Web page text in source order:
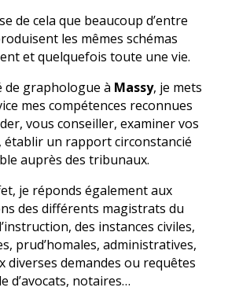
de cela que beaucoup d’entre
les mêmes schémas
et quelquefois toute une vie.
de graphologue à Massy, je mets
mes compétences reconnues
vous conseiller, examiner vos
établir un rapport circonstancié
auprès des tribunaux.
je réponds également aux
des différents magistrats du
des instances civiles,
prud’homales, administratives,
diverses demandes ou requêtes
d’avocats, notaires…